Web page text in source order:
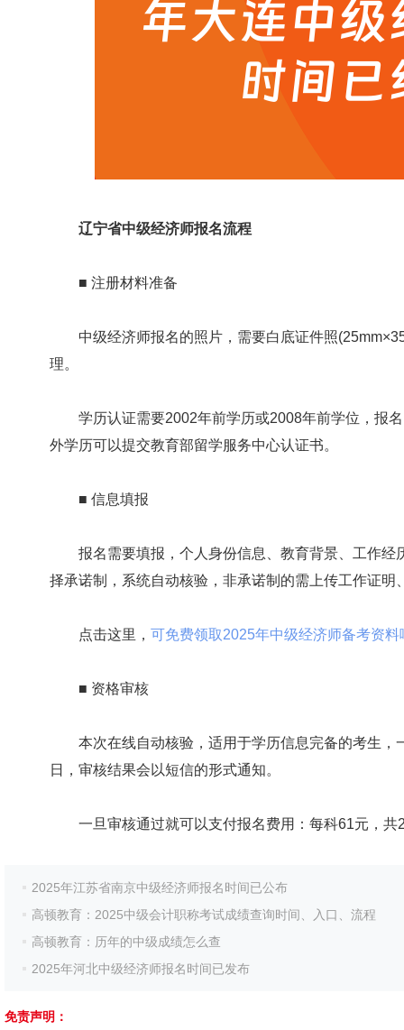
辽宁省中级经济师报名流程
■ 注册材料准备
中级经济师报名的照片，需要白底证件照
理。
学历认证需要2002年前学历或2008年前学位，报名
外学历可以提交教育部留学服务中心认证书。
■ 信息填报
报名需要填报，个人身份信息、教育背景、工作经历
择承诺制，系统自动核验，非承诺制的需上传工作证明
点击这里， 可免费领取2025年中级经济师备考资料
■ 资格审核
本次在线自动核验，适用于学历信息完备的考生，
日，审核结果会以短信的形式通知。
一旦审核通过就可以支付报名费用：每科61元，共
2025年江苏省南京中级经济师报名时间已公布
高顿教育：2025中级会计职称考试成绩查询时间、入口、流程
高顿教育：历年的中级成绩怎么查
2025年河北中级经济师报名时间已发布
免责声明：